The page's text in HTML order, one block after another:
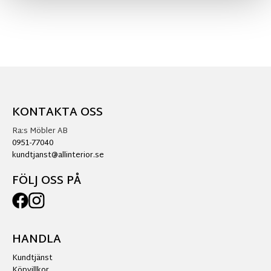
KONTAKTA OSS
Ra:s Möbler AB
0951-77040
kundtjanst@allinterior.se
FÖLJ OSS PÅ
HANDLA
Kundtjänst